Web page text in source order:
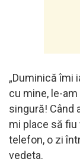
„Duminică îmi
cu mine, le-
singură! Când
mi place să fiu
telefon, o zi
vedeta.